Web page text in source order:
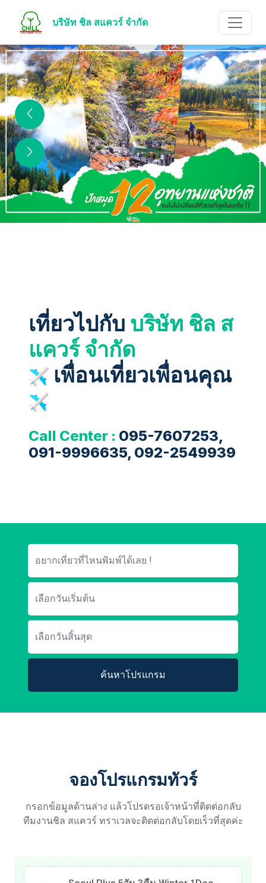
บริษัท ชิล สแควร์ จำกัด
เที่ยวไปกับ บริษัท ชิล ส
แควร์ จำกัด
เพื่อนเที่ยวเพื่อนคุณ
Call Center : 095-7607253,
091-9996635, 092-2549939
ค้นหาโปรแกรม
จองโปรแกรมทัวร์
กรอกข้อมูลด้านล่าง แล้วโปรดรอเจ้าหน้าที่ติดต่อกลับ
ทีมงานชิล สแควร์ ทราเวลจะติดต่อกลับโดยเร็วที่สุดค่ะ